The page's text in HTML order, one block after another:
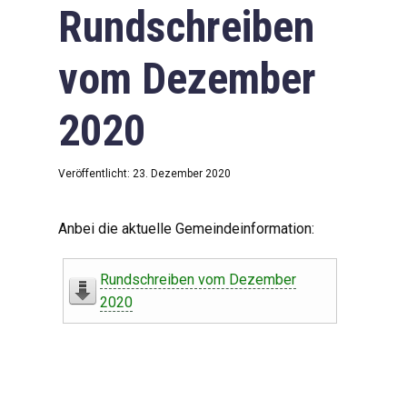
Rundschreiben
vom Dezember
2020
Veröffentlicht: 23. Dezember 2020
Anbei die aktuelle Gemeindeinformation:
Rundschreiben vom Dezember
2020